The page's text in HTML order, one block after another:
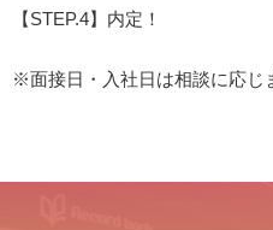
【STEP.4】内定！
※面接日・入社日は相談に応じ